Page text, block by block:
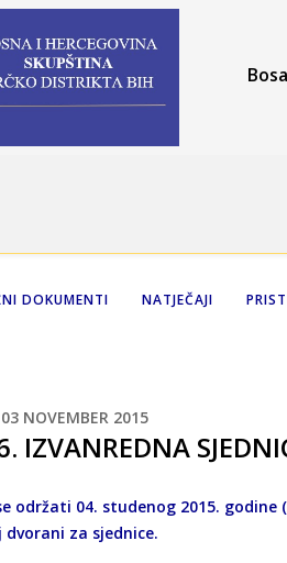
DOKUMENTI NATJEČAJI
03 NOVEMBER 2015
IZVANREDNA
održati 04. studenog 2015.
za sjednice.